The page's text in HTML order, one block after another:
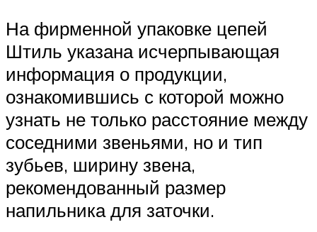
На фирменной упаковке цепей
Штиль указана исчерпывающая
информация о продукции,
ознакомившись с которой можно
узнать не только расстояние между
соседними звеньями, но и тип
зубьев, ширину звена,
рекомендованный размер
напильника для заточки.